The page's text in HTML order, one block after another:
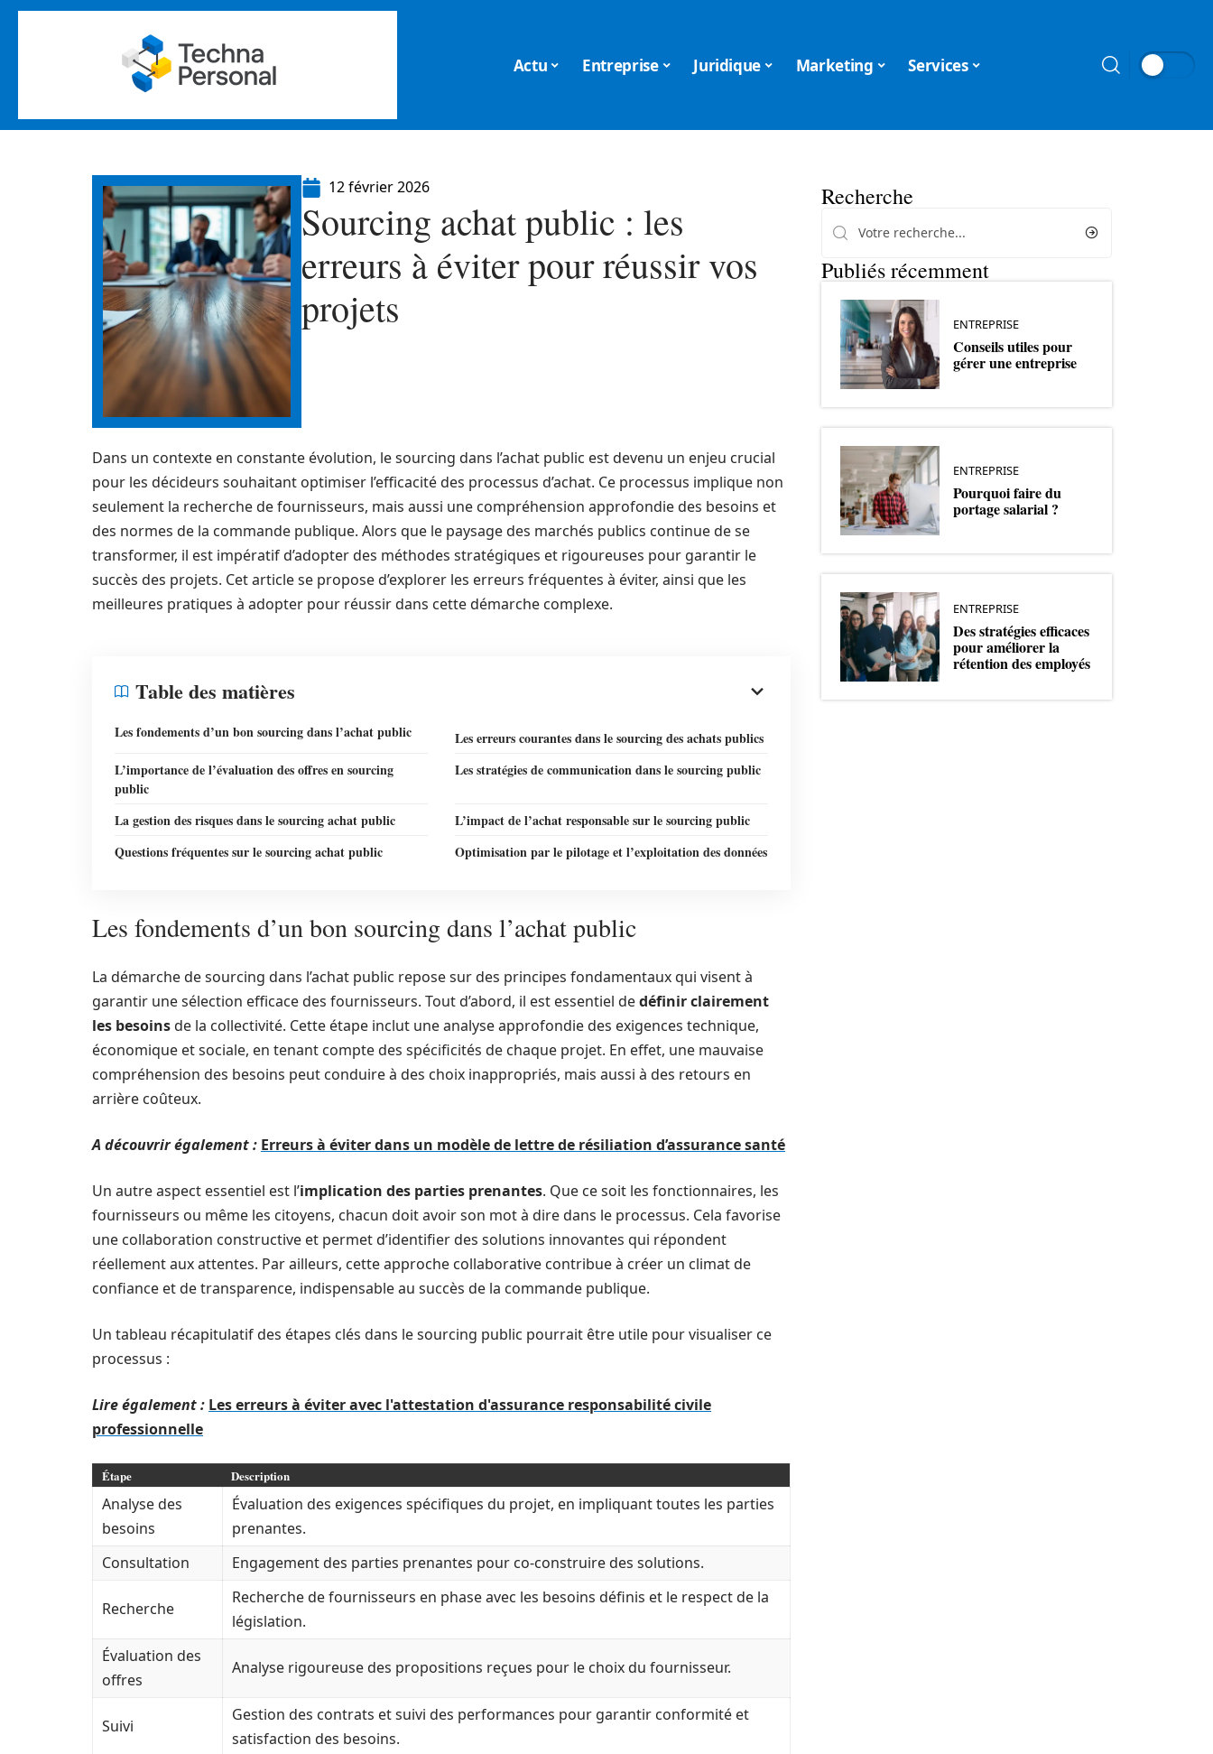
Actu Entreprise Juridique Marketing Services
12 février 2026
Sourcing achat public : les
erreurs à éviter pour réussir vos
projets
Dans un contexte en constante évolution, le sourcing dans l’achat public est devenu un enjeu crucial
pour les décideurs souhaitant optimiser l’efficacité des processus d’achat. Ce processus implique non
seulement la recherche de fournisseurs, mais aussi une compréhension approfondie des besoins et
des normes de la commande publique. Alors que le paysage des marchés publics continue de se
transformer, il est impératif d’adopter des méthodes stratégiques et rigoureuses pour garantir le
succès des projets. Cet article se propose d’explorer les erreurs fréquentes à éviter, ainsi que les
meilleures pratiques à adopter pour réussir dans cette démarche complexe.
Table des matières
Les fondements d’un bon sourcing dans l’achat public
Les erreurs courantes dans le sourcing des achats publics
L’importance de l’évaluation des offres en sourcing
public
Les stratégies de communication dans le sourcing public
La gestion des risques dans le sourcing achat public
L’impact de l’achat responsable sur le sourcing public
Questions fréquentes sur le sourcing achat public
Optimisation par le pilotage et l’exploitation des données
Les fondements d’un bon sourcing dans l’achat public
La démarche de sourcing dans l’achat public repose sur des principes fondamentaux qui visent à
garantir une sélection efficace des fournisseurs. Tout d’abord, il est essentiel dedéfinir clairement
les besoinsde la collectivité. Cette étape inclut une analyse approfondie des exigences technique,
économique et sociale, en tenant compte des spécificités de chaque projet. En effet, une mauvaise
compréhension des besoins peut conduire à des choix inappropriés, mais aussi à des retours en
arrière coûteux.
A découvrir également : Erreurs à éviter dans un modèle de lettre de résiliation d’assurance santé
Un autre aspect essentiel est l’implication des parties prenantes. Que ce soit les fonctionnaires, les
fournisseurs ou même les citoyens, chacun doit avoir son mot à dire dans le processus. Cela favorise
une collaboration constructive et permet d’identifier des solutions innovantes qui répondent
réellement aux attentes. Par ailleurs, cette approche collaborative contribue à créer un climat de
confiance et de transparence, indispensable au succès de la commande publique.
Un tableau récapitulatif des étapes clés dans le sourcing public pourrait être utile pour visualiser ce
processus :
Lire également : Les erreurs à éviter avec l'attestation d'assurance responsabilité civile
professionnelle
Étape Description
Analyse des
besoins
Évaluation des exigences spécifiques du projet, en impliquant toutes les parties
prenantes.
Consultation
Engagement des parties prenantes pour co-construire des solutions.
Recherche
Recherche de fournisseurs en phase avec les besoins définis et le respect de la
législation.
Évaluation des
offres
Analyse rigoureuse des propositions reçues pour le choix du fournisseur.
Suivi
Gestion des contrats et suivi des performances pour garantir conformité et
satisfaction des besoins.
Recherche
Publiés récemment
ENTREPRISE
Conseils utiles pour
gérer une entreprise
ENTREPRISE
Pourquoi faire du
portage salarial ?
ENTREPRISE
Des stratégies efficaces
pour améliorer la
rétention des employés